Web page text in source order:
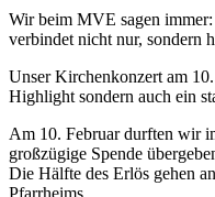
Wir beim MVE sagen
verbindet nicht nur, sondern
Unser Kirchenkonzert am
Highlight sondern auch ein
Am 10. Februar durften wir
großzügige Spende
Die Hälfte des Erlös gehen